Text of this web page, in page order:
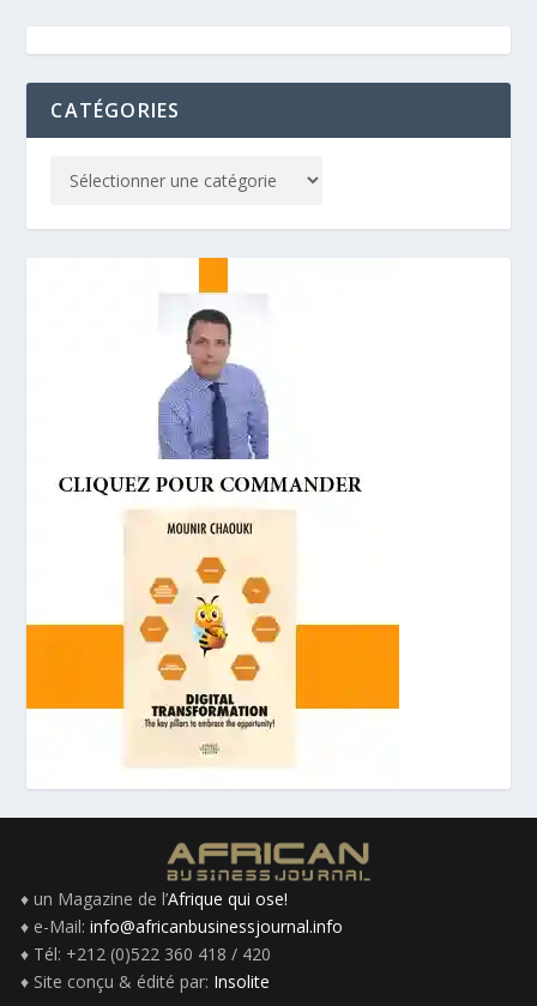
CATÉGORIES
♦ un Magazine de l’Afrique qui ose!
♦ e-Mail: info@africanbusinessjournal.info
♦ Tél: +212 (0)522 360 418 / 420
♦ Site conçu & édité par: Insolite